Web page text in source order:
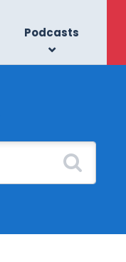
Podcasts